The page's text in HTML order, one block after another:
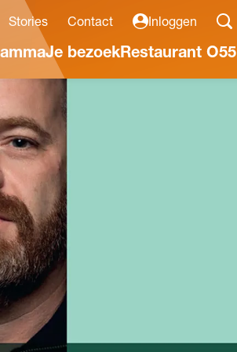
Stories Contact Inloggen
Je bezoekRestaurant O55